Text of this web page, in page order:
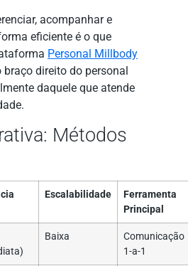
acompanhar e
eficiente é o que
Personal Millbody
direito do personal
daquele que atende
Métodos
Escalabilidade
Ferramenta
Principal
Baixa
Comunicação
1-a-1